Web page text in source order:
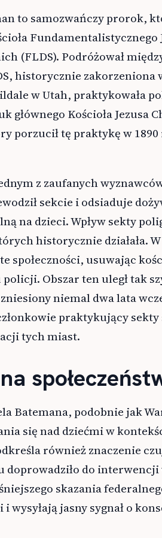
to samozwańczy prorok,
(FLDS). Podróżował
historycznie zakorzeniona
w Utah, praktykowała
głównego Kościoła Jezusa
porzucił tę praktykę w
z zaufanych
sekcie i odsiaduje
na dzieci. Wpływ sekty
historycznie działała.
społeczności, usuwając
Obszar ten uległ tak
zniesiony niemal dwa lata
praktykujący
tych miast.
Batemana, podobnie jak
się nad dziećmi w
również znaczenie
doprowadziło do interwencji
skazania
wysyłają jasny sygnał o